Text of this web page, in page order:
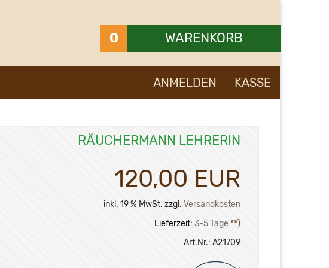
0 WARENKORB
Ihr Warenkorb ist leer.
ANMELDEN KASSE
RÄUCHERMANN LEHRERIN
120,00 EUR
inkl. 19 % MwSt. zzgl. Versandkosten
Lieferzeit: 3-5 Tage **)
Art.Nr.: A21709